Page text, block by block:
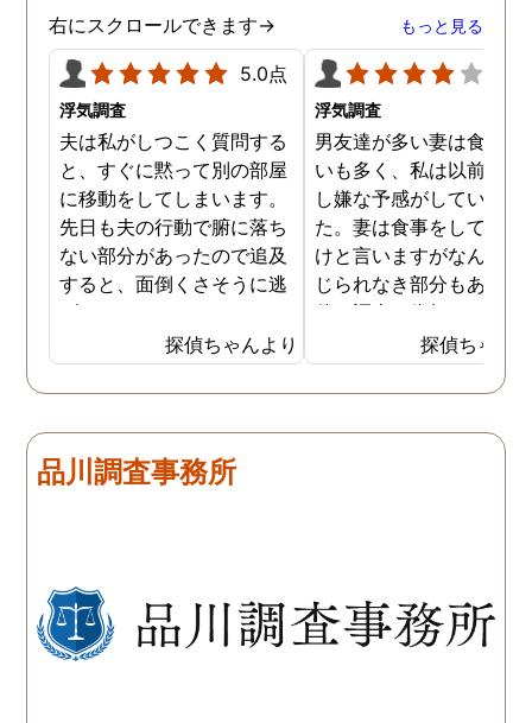
ましたが、真実を知るこ
ができて良かったです。
右にスクロールできます→ もっと見る
5.0点
浮気調査
夫は私がしつこく質問する
と、すぐに黙って別の部屋
に移動をしてしまいます。
先日も夫の行動で腑に落ち
ない部分があったので追及
すると、面倒くさそうに逃
げてしまいました。そこで
探偵に夫の行動について調
査をしてもらうと、やはり
私の想像通り女と頻繁に会
た。さらに探偵が入手した
証拠から二人が肉体関係を
私が夫を疑うだけでは夫の
不倫の実態を知ることがで
きませんでしたので、真相
探偵ちゃんより
浮気調査
男友達が多い妻は食事の
いも多く、私は以前から
し嫌な予感がしていまし
た。妻は食事をしている
けと言いますがなんとも
じられなき部分もあり、
偵に調査を依頼しました
妻は定期的に男友達と食
に出かけているため、調
日は簡単に決めることが
果、妻が男友達と食事だ
した。想像以上に妻の浮
の状態が酷かったので、
然としてしまいました。
探偵ちゃん
品川調査事務所